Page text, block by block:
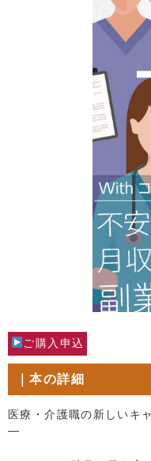
ご購入申込
｜本の詳細
医療・介護職の新しい
―